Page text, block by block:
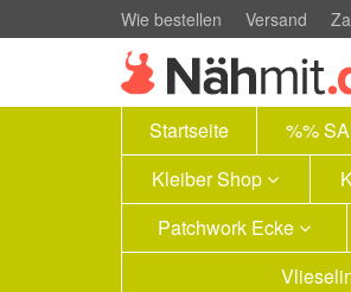
Wie bestellen Versand
Startseite %%
Kleiber Shop
Patchwork Ecke